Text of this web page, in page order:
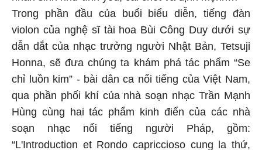
Trong phần đầu của buổi biểu diễn, tiếng đàn
violon của nghệ sĩ tài hoa Bùi Công Duy dưới sự
dẫn dắt của nhạc trưởng người Nhật Bản, Tetsuji
Honna, sẽ đưa chúng ta khám phá tác phẩm “Se
chỉ luồn kim” - bài dân ca nổi tiếng của Việt Nam,
qua phần phối khí của nhà soạn nhạc Trần Mạnh
Hùng cùng hai tác phẩm kinh điển của các nhà
soạn nhạc nổi tiếng người Pháp, gồm:
“L'Introduction et Rondo capriccioso cung la thứ,